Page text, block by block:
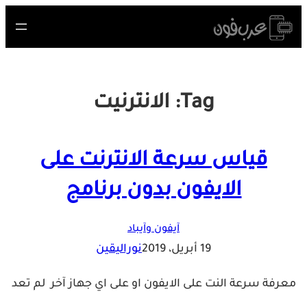
Skip
to
Tag: الانترنيت
قياس سرعة الانترنت على
الايفون بدون برنامج
آيفون وآيباد
19 أبريل، 2019 نوراليقين
معرفة سرعة النت على الايفون او على اي جهاز آخر لم تعد